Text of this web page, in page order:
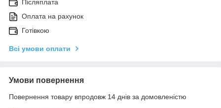
Післяплата
Оплата на рахунок
Готівкою
Всі умови оплати
Умови повернення
Повернення товару впродовж 14 днів за домовленістю